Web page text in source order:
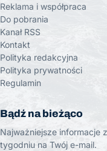
Reklama i współpraca
Do pobrania
Kanał RSS
Kontakt
Polityka redakcyjna
Polityka prywatności
Regulamin
Bądź na bieżąco
Najważniejsze informacje
tygodniu na Twój e-mail.